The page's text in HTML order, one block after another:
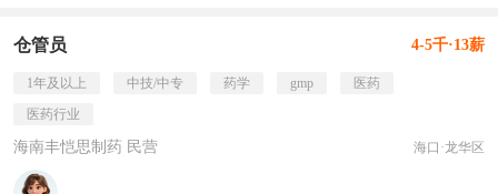
仓管员 4-5千·13薪
1年及以上 中技/中专 药学 gmp
医药
医药行业
海南丰恺思制药 民营 海口·龙华区